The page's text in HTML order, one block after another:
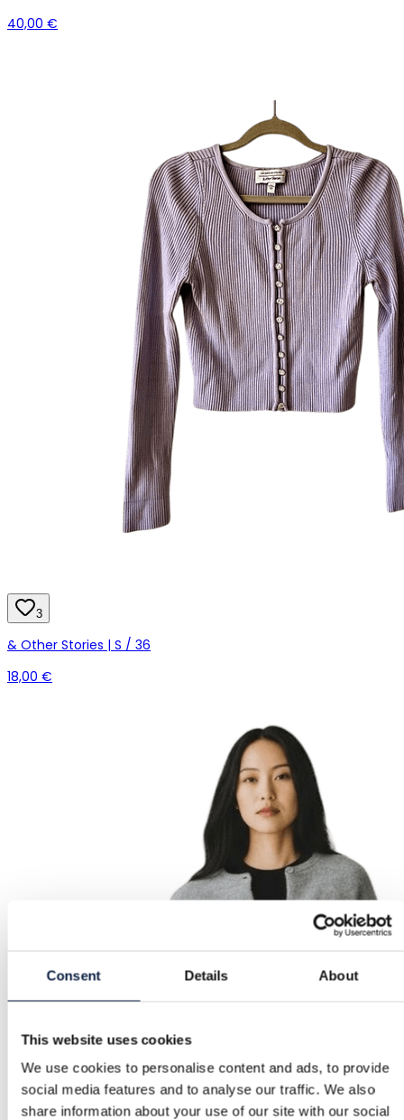
Consent Details About
This website uses cookies
We use cookies to personalise content and ads, to provide
social media features and to analyse our traffic. We also
share information about your use of our site with our social
40,00 €
3
& Other Stories | S / 36
18,00 €